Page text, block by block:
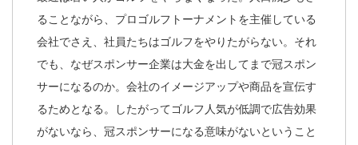
ることながら、プロゴルフトーナメントを主催している
会社でさえ、社員たちはゴルフをやりたがらない。それ
でも、なぜスポンサー企業は大金を出してまで冠スポン
サーになるのか。会社のイメージアップや商品を宣伝す
るためとなる。したがってゴルフ人気が低調で広告効果
がないなら、冠スポンサーになる意味がないということ